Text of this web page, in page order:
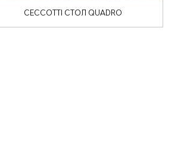
CECCOTTI СТОЛ QUADRO